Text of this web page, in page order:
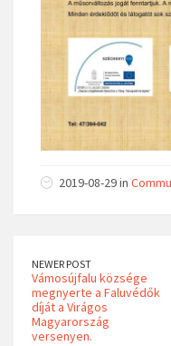
2019-08-29 in
NEWER POST
Vámosújfalu községe
megnyerte a Faluvédők
díját a Virágos
Magyarország
versenyen.